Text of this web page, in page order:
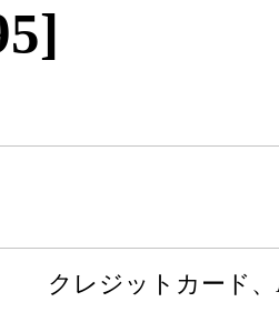
クレジットカード、